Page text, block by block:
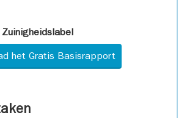
Zuinigheidslabel
het Gratis Basisrapport